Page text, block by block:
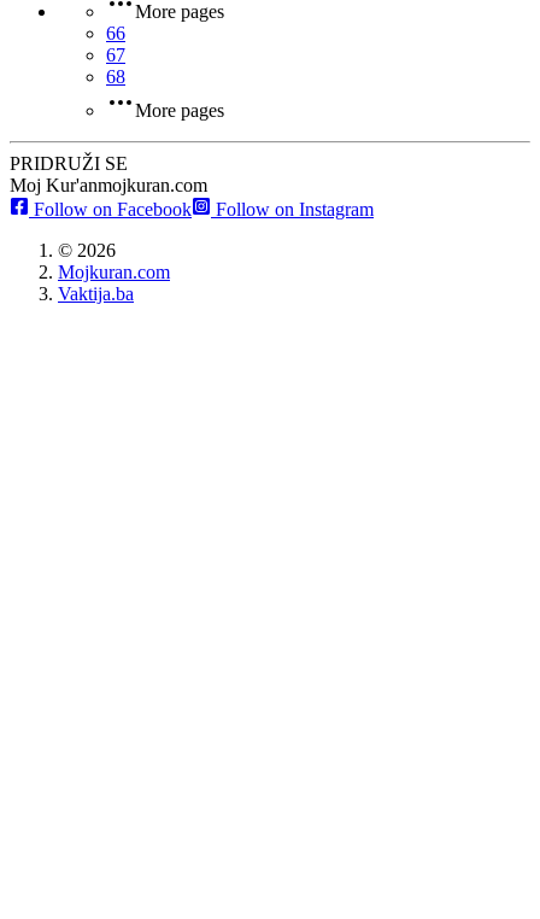
More pages
66
67
68
More pages
PRIDRUŽI SE
Moj Kur'anmojkuran.com
Follow on Facebook
Follow on Instagram
© 2026
Mojkuran.com
Vaktija.ba